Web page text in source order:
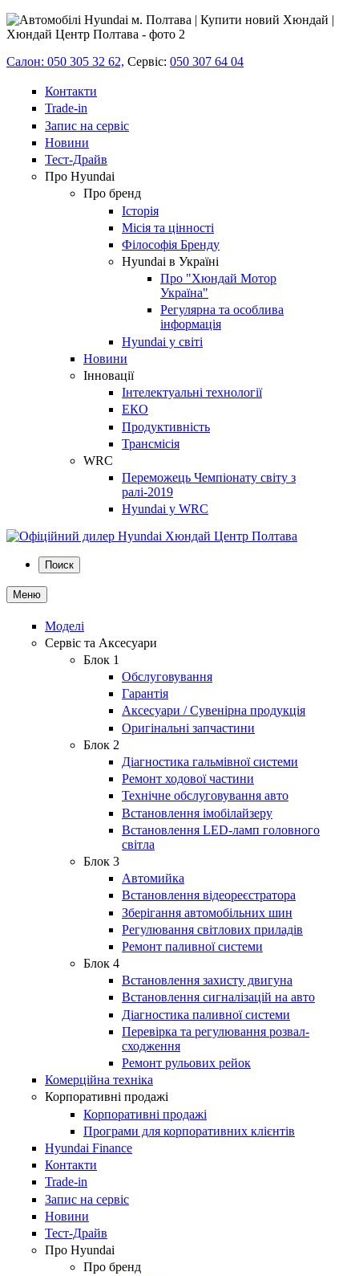
Салон: 050 305 32 62, Сервіс: 050 307 64 04
Контакти
Trade-in
Запис на сервіс
Новини
Тест-Драйв
Про Hyundai
Про бренд
Історія
Місія та цінності
Філософія Бренду
Hyundai в Україні
Про "Хюндай Мотор
Україна"
Регулярна та особлива
інформація
Hyundai у світі
Новини
Інновації
Інтелектуальні технології
ЕКО
Продуктивність
Трансмісія
WRC
Переможець Чемпіонату світу з
ралі-2019
Hyundai у WRC
Поиск
Меню
Моделі
Сервіс та Аксесуари
Блок 1
Обслуговування
Гарантія
Аксесуари / Сувенірна продукція
Оригінальні запчастини
Блок 2
Діагностика гальмівної системи
Ремонт ходової частини
Технічне обслуговування авто
Встановлення імобілайзеру
Встановлення LED-ламп головного
світла
Блок 3
Автомийка
Встановлення відеореєстратора
Зберігання автомобільних шин
Регулювання світлових приладів
Ремонт паливної системи
Блок 4
Встановлення захисту двигуна
Встановлення сигналізацій на авто
Діагностика паливної системи
Перевірка та регулювання розвал-
сходження
Ремонт рульових рейок
Комерційна техніка
Корпоративні продажі
Корпоративні продажі
Програми для корпоративних клієнтів
Hyundai Finance
Контакти
Trade-in
Запис на сервіс
Новини
Тест-Драйв
Про Hyundai
Про бренд